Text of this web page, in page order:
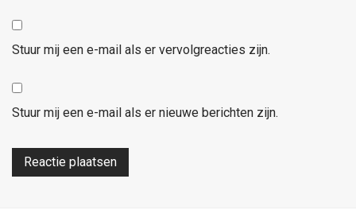
Stuur mij een e-mail als er vervolgreacties zijn.
Stuur mij een e-mail als er nieuwe berichten zijn.